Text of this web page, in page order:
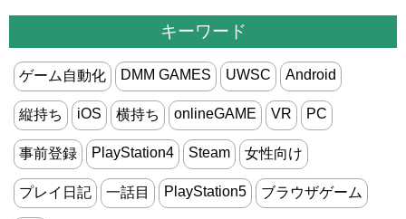
キーワード
ゲーム自動化 DMM GAMES UWSC Android
縦持ち iOS 横持ち onlineGAME VR PC
事前登録 PlayStation4 Steam 女性向け
プレイ日記 一話目 PlayStation5 ブラウザゲーム